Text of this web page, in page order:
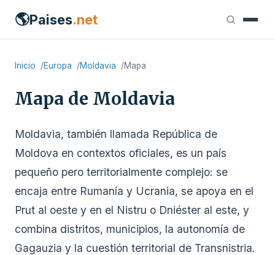
🌎Paises.net
Inicio Europa Moldavia Mapa
Mapa de Moldavia
Moldavia, también llamada República de
Moldova en contextos oficiales, es un país
pequeño pero territorialmente complejo: se
encaja entre Rumanía y Ucrania, se apoya en el
Prut al oeste y en el Nistru o Dniéster al este, y
combina distritos, municipios, la autonomía de
Gagauzia y la cuestión territorial de Transnistria.